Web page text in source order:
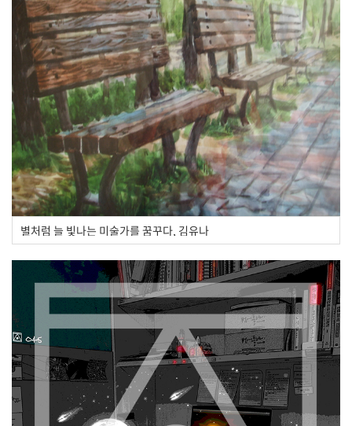
별처럼 늘 빛나는 미술가를 꿈꾸다, 김유나